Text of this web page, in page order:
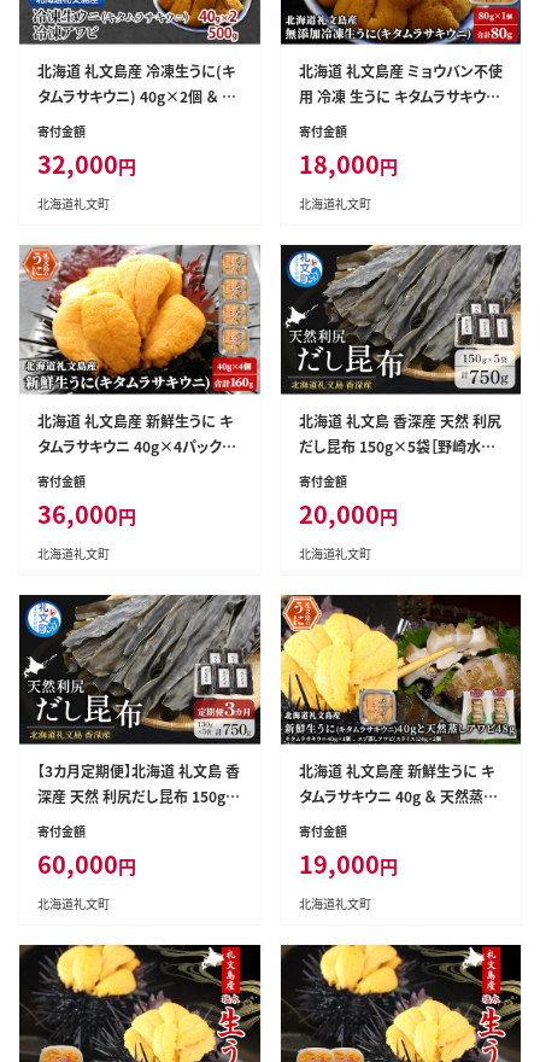
北海道 礼文島産 冷凍生うに(キ
タムラサキウニ) 40g×2個 ＆ 天
然 冷凍蝦夷あわび 500g［野崎
わび 鮑 蝦夷あわび 冷凍あわび
刺身 バター焼き 海鮮 】
寄付金額
32,000円
北海道礼文町
北海道 礼文島産 ミョウバン不使
用 冷凍 生うに キタムラサキウニ
80g×1個［野崎水産］【 うに ウニ
ニ 海鮮 うに丼 濃厚 甘み 】
寄付金額
18,000円
北海道礼文町
北海道 礼文島産 新鮮生うに キ
タムラサキウニ 40g×4パック
［野崎水産］【 うに ウニ 雲丹 生う
海鮮 うに丼 甘み 産地直送 】
寄付金額
36,000円
北海道礼文町
北海道 礼文島 香深産 天然 利尻
だし昆布 150g×5袋［野崎水産］
【 昆布 だし昆布 出汁こんぶ 天
煮物 旨味 】
寄付金額
20,000円
北海道礼文町
【3カ月定期便】北海道 礼文島 香
深産 天然 利尻だし昆布 150g×
5袋［野崎水産］【 定期便 昆布 だ
産 海藻 和食 煮物 旨味 】
寄付金額
60,000円
北海道礼文町
北海道 礼文島産 新鮮生うに キ
タムラサキウニ 40g ＆ 天然蒸し
アワビ スライス2個［野崎水産］【
ウニ あわび 鮑 蒸しあわび 天然
海鮮 】
寄付金額
19,000円
北海道礼文町